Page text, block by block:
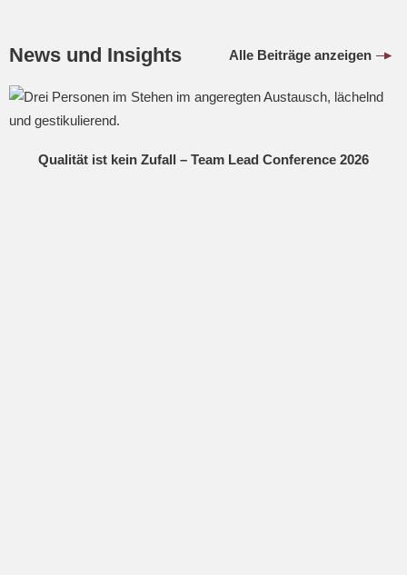
News und Insights Alle Beiträge anzeigen
Qualität ist kein Zufall – Team Lead Conference 2026